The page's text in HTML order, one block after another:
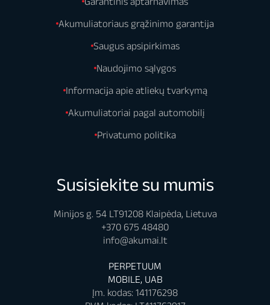
Akumuliatoriaus grąžinimo garantija
Saugus apsipirkimas
Naudojimo sąlygos
Informacija apie atliekų tvarkymą
Akumuliatoriai pagal automobilį
Privatumo politika
Susisiekite su mumis
Minijos g. 54 LT91208 Klaipėda, Lietuva
+370 675 48480
info@akumai.lt
PERPETUUM
MOBILE, UAB
Įm. kodas: 141176298